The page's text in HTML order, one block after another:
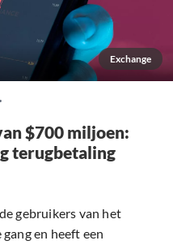
Exchange
$700 miljoen:
terugbetaling
gebruikers van het
en heeft een